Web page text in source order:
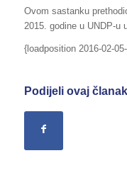
Ovom sastanku
2015. godine u UNDP-u
{loadposition 2016-02-
Podijeli ovaj članak